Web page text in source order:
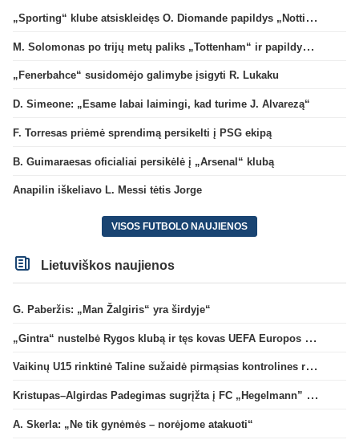
„Sporting“ klube atsiskleidęs O. Diomande papildys „Nottingham“ gretas
M. Solomonas po trijų metų paliks „Tottenham“ ir papildys „West Ham“ klubą
„Fenerbahce“ susidomėjo galimybe įsigyti R. Lukaku
D. Simeone: „Esame labai laimingi, kad turime J. Alvarezą“
F. Torresas priėmė sprendimą persikelti į PSG ekipą
B. Guimaraesas oficialiai persikėlė į „Arsenal“ klubą
Anapilin iškeliavo L. Messi tėtis Jorge
VISOS FUTBOLO NAUJIENOS
Lietuviškos naujienos
G. Paberžis: „Man Žalgiris“ yra širdyje“
„Gintra“ nustelbė Rygos klubą ir tęs kovas UEFA Europos taurės atrankoje
Vaikinų U15 rinktinė Taline sužaidė pirmąsias kontrolines rungtynes
Kristupas–Algirdas Padegimas sugrįžta į FC „Hegelmann” B sudėtį
A. Skerla: „Ne tik gynėmės – norėjome atakuoti“